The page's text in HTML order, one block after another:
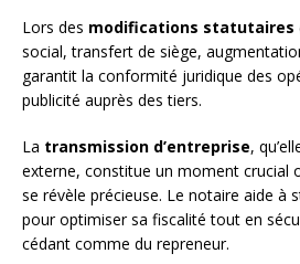
Lors des modifications statutaires
social, transfert de siège,
garantit la conformité juridique des
publicité auprès des tiers.
La transmission d’entreprise,
externe, constitue un moment crucial
se révèle précieuse. Le notaire aide à
pour optimiser sa fiscalité tout en
cédant comme du repreneur.